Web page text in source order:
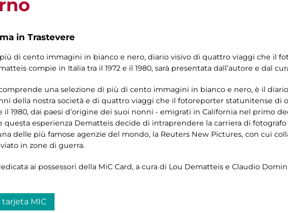
in Trastevere
più di cento immagini in bianco e nero, diario visivo di quattro viaggi che il
compie in Italia tra il 1972 e il 1980, sarà presentata dall’autore e dal
una selezione di più di cento immagini in bianco e nero, è il
della nostra società e di quattro viaggi che il fotoreporter statunitense di
il 1980, dai paesi d’origine dei suoi nonni - emigrati in California nel primo
questa esperienza Dematteis decide di intraprendere la carriera di fotografo
delle più famose agenzie del mondo, la Reuters New Pictures, con cui
in zone di guerra.
ai possessori della MiC Card, a cura di Lou Dematteis e Claudio
tarjeta MIC